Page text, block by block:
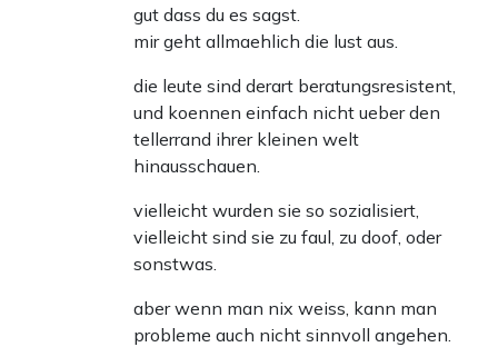
gut dass du es sagst.
mir geht allmaehlich die lust aus.
die leute sind derart beratungsresistent,
und koennen einfach nicht ueber den
tellerrand ihrer kleinen welt
hinausschauen.
vielleicht wurden sie so sozialisiert,
vielleicht sind sie zu faul, zu doof, oder
sonstwas.
aber wenn man nix weiss, kann man
probleme auch nicht sinnvoll angehen.